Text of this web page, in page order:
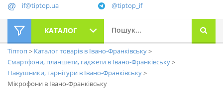
@tiptop_if
if@tiptop.ua
КАТАЛОГ
Тіптоп
Каталог товарів в Івано-Франківську
Смартфони, планшети, гаджети в Івано-Франківську
Навушники, гарнітури в Івано-Франківську
Мікрофони в Івано-Франківську